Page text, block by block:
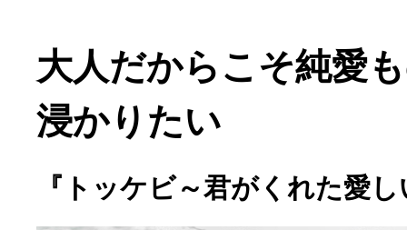
大人だからこそ純愛
浸かりたい
『トッケビ～君がくれた愛